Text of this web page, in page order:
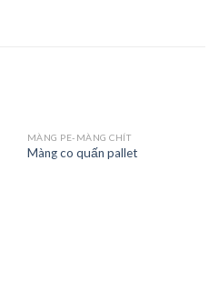
MÀNG PE-MÀNG CHÍT
Màng co quấn pallet